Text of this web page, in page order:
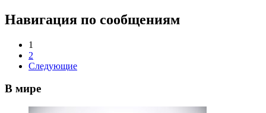
Навигация по сообщениям
1
2
Следующие
В мире